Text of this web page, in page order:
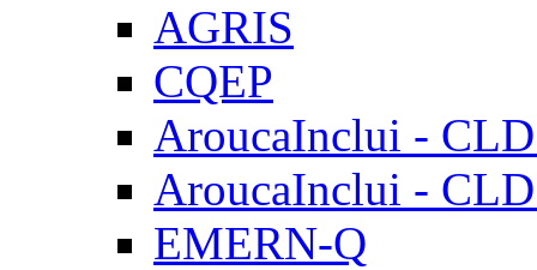
AGRIS
CQEP
AroucaInclui -
AroucaInclui -
EMERN-Q